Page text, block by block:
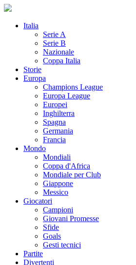
Italia
Serie A
Serie B
Nazionale
Coppa Italia
Storie
Europa
Champions League
Europa League
Europei
Inghilterra
Spagna
Germania
Francia
Mondo
Mondiali
Coppa d'Africa
Mondiale per Club
Giappone
Messico
Giocatori
Campioni
Giovani Promesse
Sfide
Goals
Gesti tecnici
Partite
Divertenti